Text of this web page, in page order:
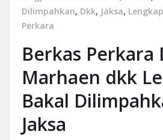
Dilimpahkan, Dkk, Jaksa, Lengkap
Perkara
Berkas Perkara
Marhaen dkk
Bakal
Jaksa